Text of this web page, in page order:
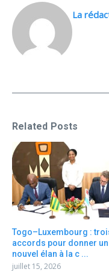
La
Related Posts
Togo–Luxembourg :
accords pour donner un
nouvel élan à la c ...
juillet 15, 2026